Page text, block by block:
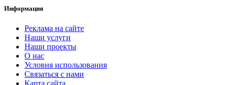
Информация
Реклама на сайте
Наши услуги
Наши проекты
О нас
Условия использования
Связаться с нами